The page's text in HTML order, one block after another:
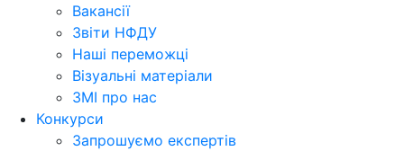
Вакансії
Звіти НФДУ
Наші переможці
Візуальні матеріали
ЗМІ про нас
Конкурси
Запрошуємо експертів